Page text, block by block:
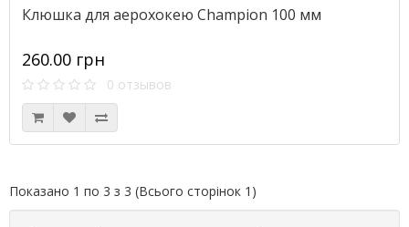
Клюшка для аерохокею Champion 100 мм
260.00 грн
0 отзывов
Показано 1 по 3 з 3 (Всього сторінок 1)